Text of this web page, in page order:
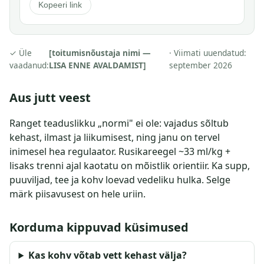
Kopeeri link
✓ Üle
vaadanud:
[toitumisnõustaja nimi —
LISA ENNE AVALDAMIST]
· Viimati uuendatud:
september 2026
Aus jutt veest
Ranget teaduslikku „normi" ei ole: vajadus sõltub
kehast, ilmast ja liikumisest, ning janu on tervel
inimesel hea regulaator. Rusikareegel ~33 ml/kg +
lisaks trenni ajal kaotatu on mõistlik orientiir. Ka supp,
puuviljad, tee ja kohv loevad vedeliku hulka. Selge
märk piisavusest on hele uriin.
Korduma kippuvad küsimused
Kas kohv võtab vett kehast välja?